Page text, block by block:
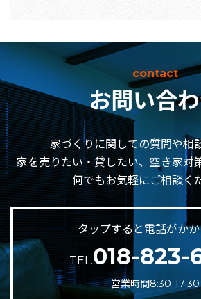
contact
お問い合
家づくりに関しての質問や相
家を売りたい・貸したい、空き家対
何でもお気軽にご相談く
タップすると電話がか
TEL.018-823-
営業時間8:30-17:30